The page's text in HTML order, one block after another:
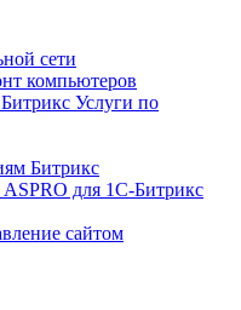
сети
компьютеров
Услуги по
Битрикс
для 1С-Битрикс
сайтом